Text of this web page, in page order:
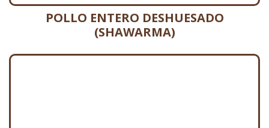
POLLO ENTERO DESHUESADO
(SHAWARMA)